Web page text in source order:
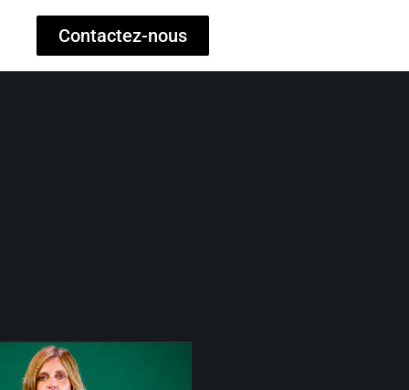
Contactez-nous